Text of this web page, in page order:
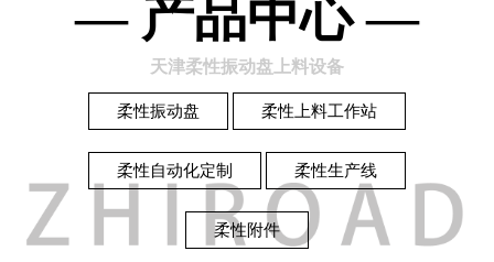
— 产品中心 —
天津柔性振动盘上料设备
柔性振动盘 柔性上料工作站
柔性自动化定制 柔性生产线
柔性附件